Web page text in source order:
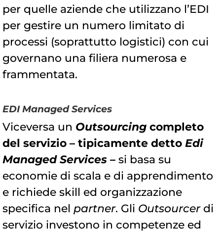
per quelle aziende che utilizzano l’EDI
per gestire un numero limitato di
processi (soprattutto logistici) con cui
governano una filiera numerosa e
frammentata.
EDI Managed Services
Viceversa un Outsourcing completo
del servizio – tipicamente detto Edi
Managed Services – si basa su
economie di scala e di apprendimento
e richiede skill ed organizzazione
specifica nel partner. Gli Outsourcerdi
servizio investono in competenze ed